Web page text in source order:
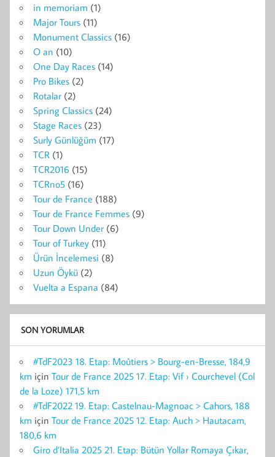
in memoriam (1)
Major Tours (11)
Monument Classics (16)
O an (10)
One Day Races (14)
Pro Bikes (2)
Rotalar (2)
Spring Classics (24)
Stage Races (23)
Surly Günlüğüm (17)
TCR (1)
TCR2016 (15)
TCRno5 (16)
Tour de France (188)
Tour de France Femmes (9)
Tour Down Under (6)
Tour of Turkey (11)
Ürün İncelemesi (8)
Uzun Öykü (2)
Vuelta a Espana (84)
SON YORUMLAR
#TdF2023 18. Etap: Moûtiers > Bourg-en-Bresse, 184,9
km için Tour de France 2025 17. Etap: Vif › Courchevel (Col
de la Loze) 171,5 km
#TdF2022 19. Etap: Castelnau-Magnoac > Cahors, 188
km için Tour de France 2025 12. Etap: Auch > Hautacam,
180,6 km
Giro d’Italia 2025 21. Etap: Bütün Yollar Romaya Çıkar,